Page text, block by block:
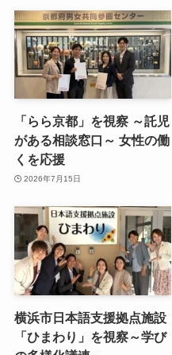
「らら京都」を視察 ～託児
がある相談窓口～ 女性の働
くを応援
2026年7月15日
横浜市日本語支援拠点施設
「ひまわり」を視察～学び